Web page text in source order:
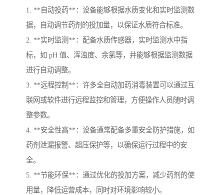
1. **自动投药**：设备能够根据水质变化和实时监测数
据，自动调节药剂的投加量，以保证水质符合标准。
2. **实时监测**：配备水质传感器，实时监测水中指
标，如 pH 值、浑浊度、余氯等，并能够根据监测数据
进行自动调整。
3. **远程控制**：许多全自动加药消毒装置可以通过互
联网或软件进行远程监控和管理，方便操作人员随时调
整参数。
4. **安全性高**：设备通常配备多重安全防护措施，如
药剂泄漏报警、超压保护等，以确保运行过程中的安
全。
5. **节能环保**：通过优化的投加方案，减少药剂的使
用量，降低运营成本，同时对环境影响较小。